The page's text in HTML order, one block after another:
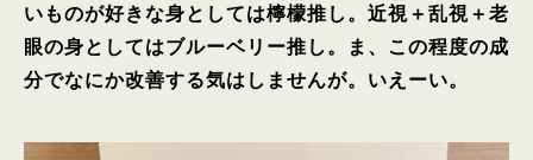
いものが好きな身としては檸檬推し。近視＋乱視＋老
眼の身としてはブルーベリー推し。ま、この程度の成
分でなにか改善する気はしませんが。いえーい。